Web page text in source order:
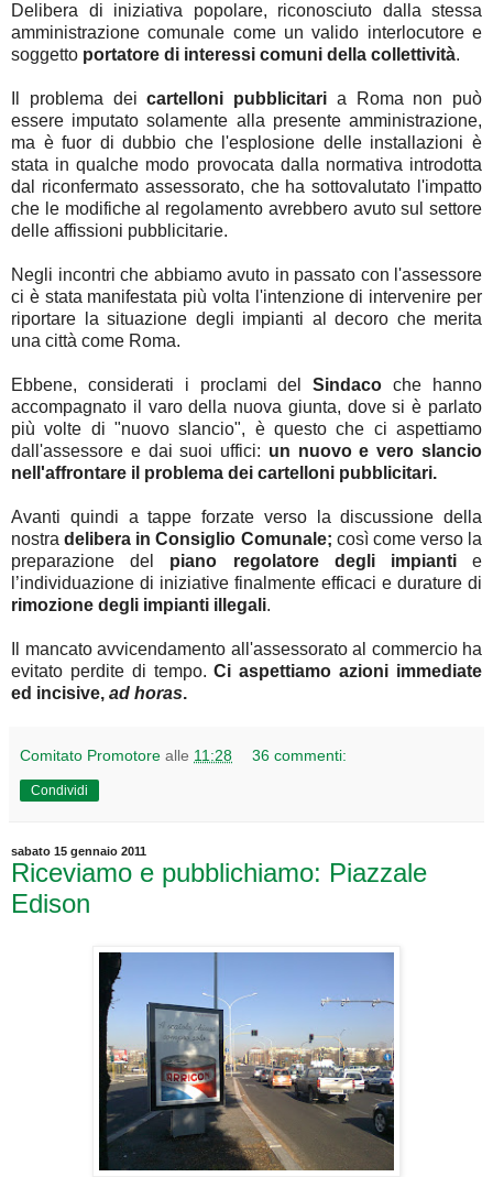
Delibera di iniziativa popolare, riconosciuto dalla stessa
amministrazione comunale come un valido interlocutore e
soggetto portatore di interessi comuni della collettività.
Il problema deicartelloni pubblicitari a Roma non può
essere imputato solamente alla presente amministrazione,
ma è fuor di dubbio che l'esplosione delle installazioni è
stata in qualche modo provocata dalla normativa introdotta
dal riconfermato assessorato, che ha sottovalutato l'impatto
che le modifiche al regolamento avrebbero avuto sul settore
delle affissioni pubblicitarie.
Negli incontri che abbiamo avuto in passato con l'assessore
ci è stata manifestata più volta l'intenzione di intervenire per
riportare la situazione degli impianti al decoro che merita
una città come Roma.
Ebbene, considerati i proclami delSindaco che hanno
accompagnato il varo della nuova giunta, dove si è parlato
più volte di "nuovo slancio", è questo che ci aspettiamo
dall'assessore e dai suoi uffici: un nuovo e vero slancio
nell'affrontare il problema dei cartelloni pubblicitari.
Avanti quindi a tappe forzate verso la discussione della
nostradelibera in Consiglio Comunale; così come verso la
preparazione del piano regolatore degli impiantie
l’individuazione di iniziative finalmente efficaci e durature di
rimozione degli impianti illegali.
Il mancato avvicendamento all'assessorato al commercio ha
evitato perdite di tempo.Ci aspettiamo azioni immediate
ed incisive, ad horas.
Comitato Promotore alle 11:28 36 commenti:
Condividi
sabato 15 gennaio 2011
Riceviamo e pubblichiamo: Piazzale
Edison